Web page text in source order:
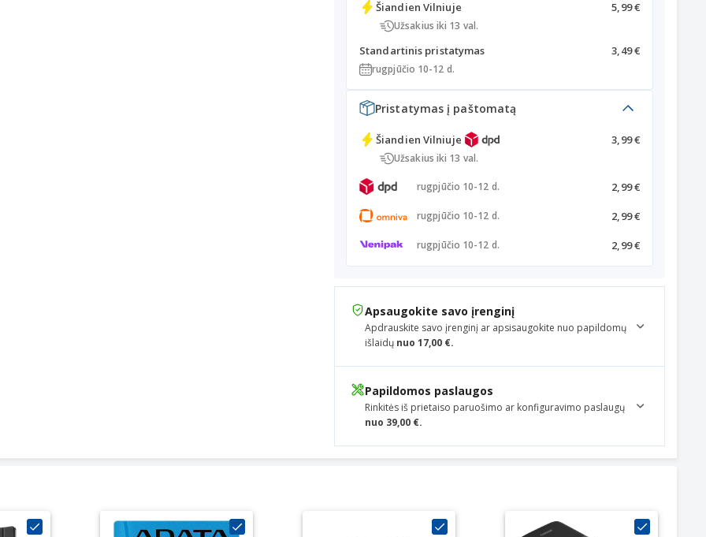
Šiandien Vilniuje 5,99 €
Užsakius iki 13 val.
Standartinis pristatymas 3,49 €
rugpjūčio 10-12 d.
Pristatymas į paštomatą
Šiandien Vilniuje 3,99 €
Užsakius iki 13 val.
rugpjūčio 10-12 d. 2,99 €
rugpjūčio 10-12 d. 2,99 €
rugpjūčio 10-12 d. 2,99 €
Apsaugokite savo įrenginį
Apdrauskite savo įrenginį ar apsisaugokite nuo papildomų
išlaidų nuo 17,00 €.
Papildomos paslaugos
Rinkitės iš prietaiso paruošimo ar konfiguravimo paslaugų
nuo 39,00 €.